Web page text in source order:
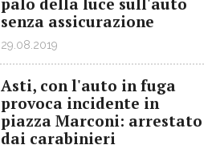
senza assicurazione
29.08.2019
Asti, con l'auto in fuga
provoca incidente in
piazza Marconi: arrestato
dai carabinieri